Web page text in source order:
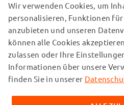
✔ Netzgerät mit wertiger
bruchsicheres Stromkabel /
✔ LED Ladeanzeige: Anzeige
Ladezustands & zum
✔ Flexible
weltweite Nutzung (nur EU
inkl.)
UNSERE VERSANDPARTNER
© subtel.de 2026
Alle Preise verstehen sich
zuzüglich Versandkosten. Bitte
Inhaber sind und ausschließlich
Wir verwenden Cookies, um
personalisieren, Funktionen für
anzubieten und unseren
können alle Cookies
zulassen oder Ihre
Informationen über unsere
finden Sie in unserer